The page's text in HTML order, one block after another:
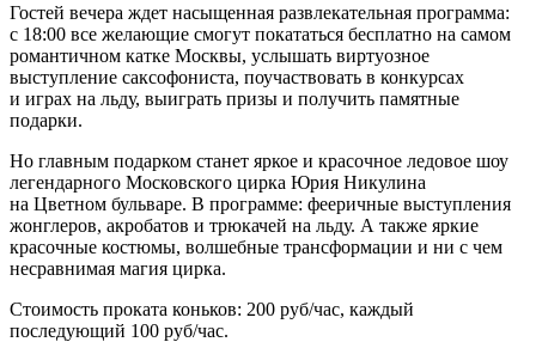
Гостей вечера ждет насыщенная развлекательная программа:
с 18:00 все желающие смогут покататься бесплатно на самом
романтичном катке Москвы, услышать виртуозное
выступление саксофониста, поучаствовать в конкурсах
и играх на льду, выиграть призы и получить памятные
подарки.
Но главным подарком станет яркое и красочное ледовое шоу
легендарного Московского цирка Юрия Никулина
на Цветном бульваре. В программе: фееричные выступления
жонглеров, акробатов и трюкачей на льду. А также яркие
красочные костюмы, волшебные трансформации и ни с чем
несравнимая магия цирка.
Стоимость проката коньков: 200 руб/час, каждый
последующий 100 руб/час.